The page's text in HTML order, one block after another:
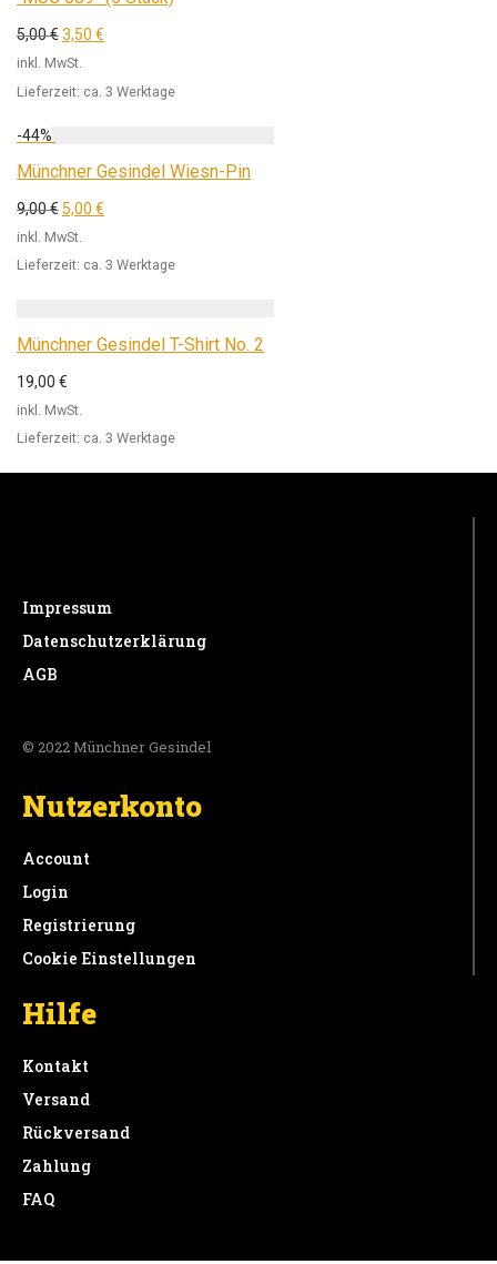
5,00€3,50 €
inkl. MwSt.
Lieferzeit: ca. 3 Werktage
-44%
Münchner Gesindel Wiesn-Pin
9,00€ 5,00 €
inkl. MwSt.
Lieferzeit: ca. 3 Werktage
Münchner Gesindel T-Shirt No. 2
19,00 €
inkl. MwSt.
Lieferzeit: ca. 3 Werktage
Impressum
Datenschutzerklärung
AGB
© 2022 Münchner Gesindel
Nutzerkonto
Account
Login
Registrierung
Cookie Einstellungen
Hilfe
Kontakt
Versand
Rückversand
Zahlung
FAQ